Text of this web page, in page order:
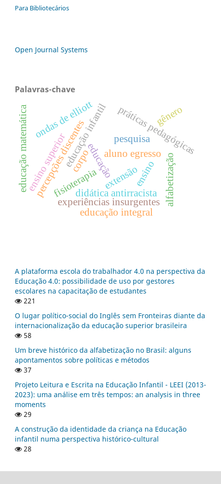
Para Bibliotecários
Open Journal Systems
Palavras-chave
educação
corpo ensino
pesquisa
extensão
práticas pedagógicas
didática antirracista
experiências insurgentes
educação infantil
educação integral
percepções discentes
ensino superior aluno egresso
fisioterapia alfabetização
gênero
educação matemática ondas de elliott
A plataforma escola do trabalhador 4.0 na perspectiva da
Educação 4.0: possibilidade de uso por gestores
escolares na capacitação de estudantes
221
O lugar político-social do Inglês sem Fronteiras diante da
internacionalização da educação superior brasileira
58
Um breve histórico da alfabetização no Brasil: alguns
apontamentos sobre políticas e métodos
37
Projeto Leitura e Escrita na Educação Infantil - LEEI (2013-
2023): uma análise em três tempos: an analysis in three
moments
29
A construção da identidade da criança na Educação
infantil numa perspectiva histórico-cultural
28